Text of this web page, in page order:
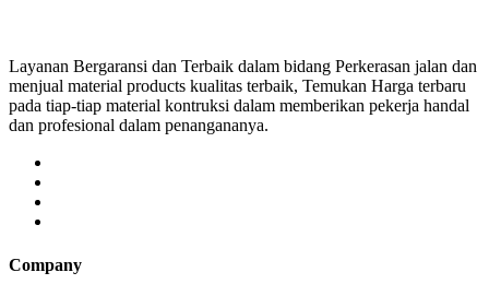
Layanan Bergaransi dan Terbaik dalam bidang Perkerasan jalan dan
menjual material products kualitas terbaik, Temukan Harga terbaru
pada tiap-tiap material kontruksi dalam memberikan pekerja handal
dan profesional dalam penangananya.
Company